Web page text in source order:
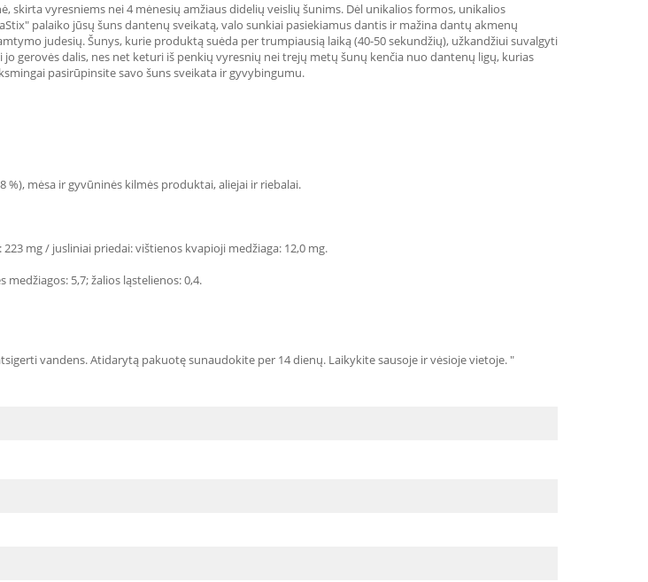
skirta vyresniems nei 4 mėnesių amžiaus didelių veislių šunims. Dėl unikalios formos, unikalios
palaiko jūsų šuns dantenų sveikatą, valo sunkiai pasiekiamus dantis ir mažina dantų akmenų
judesių. Šunys, kurie produktą suėda per trumpiausią laiką (40-50 sekundžių), užkandžiui suvalgyti
gerovės dalis, nes net keturi iš penkių vyresnių nei trejų metų šunų kenčia nuo dantenų ligų, kurias
pasirūpinsite savo šuns sveikata ir gyvybingumu.
mėsa ir gyvūninės kilmės produktai, aliejai ir riebalai.
mg / jusliniai priedai: vištienos kvapioji medžiaga: 12,0 mg.
5,7; žalios ląstelienos: 0,4.
vandens. Atidarytą pakuotę sunaudokite per 14 dienų. Laikykite sausoje ir vėsioje vietoje. "